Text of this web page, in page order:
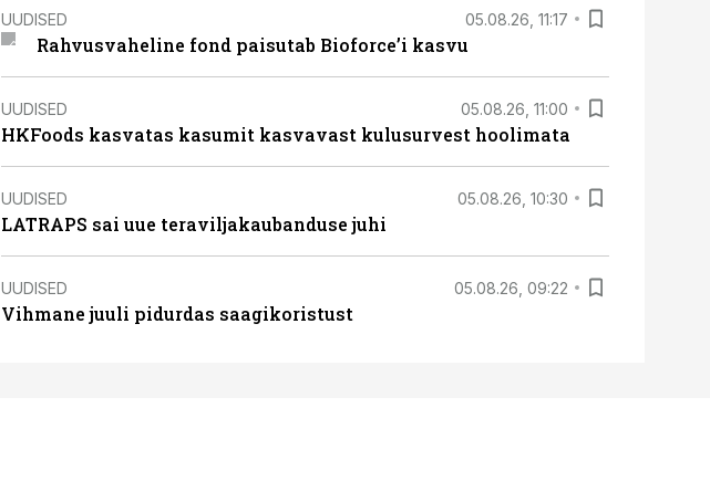
UUDISED 05.08.26, 11:17
Rahvusvaheline fond paisutab Bioforce’i kasvu
UUDISED 05.08.26, 11:00
HKFoods kasvatas kasumit kasvavast kulusurvest hoolimata
UUDISED 05.08.26, 10:30
LATRAPS sai uue teraviljakaubanduse juhi
UUDISED 05.08.26, 09:22
Vihmane juuli pidurdas saagikoristust